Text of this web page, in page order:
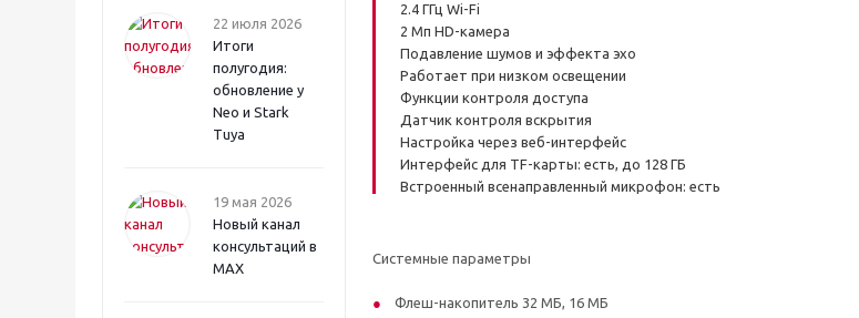
22 июля 2026
Итоги
полугодия:
обновление у
Neo и Stark
Tuya
19 мая 2026
Новый канал
консультаций в
MAX
2.4 ГГц Wi-Fi
2 Мп HD-камера
Подавление шумов и эффекта эхо
Работает при низком освещении
Функции контроля доступа
Датчик контроля вскрытия
Настройка через веб-интерфейс
Интерфейс для TF-карты: есть, до 128 ГБ
Встроенный всенаправленный микрофон: есть
Системные параметры
Флеш-накопитель 32 MБ, 16 MБ